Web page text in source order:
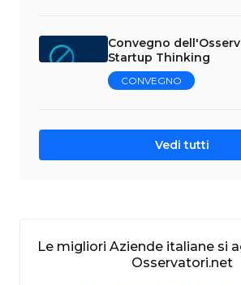
Convegno
Startup Thinking
CONVEGNO
Vedi tutti
Le migliori Aziende italiane si
Osservatori.net